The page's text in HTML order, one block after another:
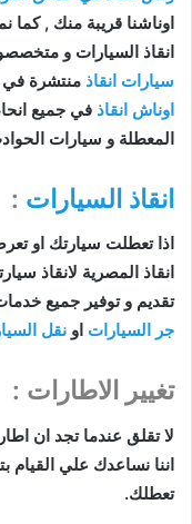
انقاذ السيارات و
سيارات انقاذ منتشرة في
اوناش انقاذ في جميع
المعطلة و سيارات
انقاذ السيارات :
اذا تعطلت سيارتك او
انقاذ المصرية لانقاذ
تقديم و توفير جميع
جر السيارات او نقل
تغيير الاطارات :
لا تقلق عندما تجد ان
اننا نساعدك علي القيام
تعطلك.